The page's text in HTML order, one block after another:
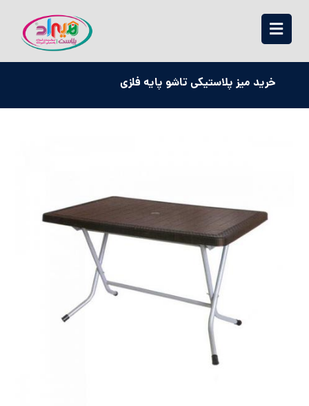
خرید میز پلاستیکی تاشو پایه فلزی